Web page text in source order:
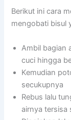
Berikut ini cara
mengobati bisul
Ambil bagian
cuci hingga
Kemudian
secukupnya
Rebus lalu
airnya tersisa